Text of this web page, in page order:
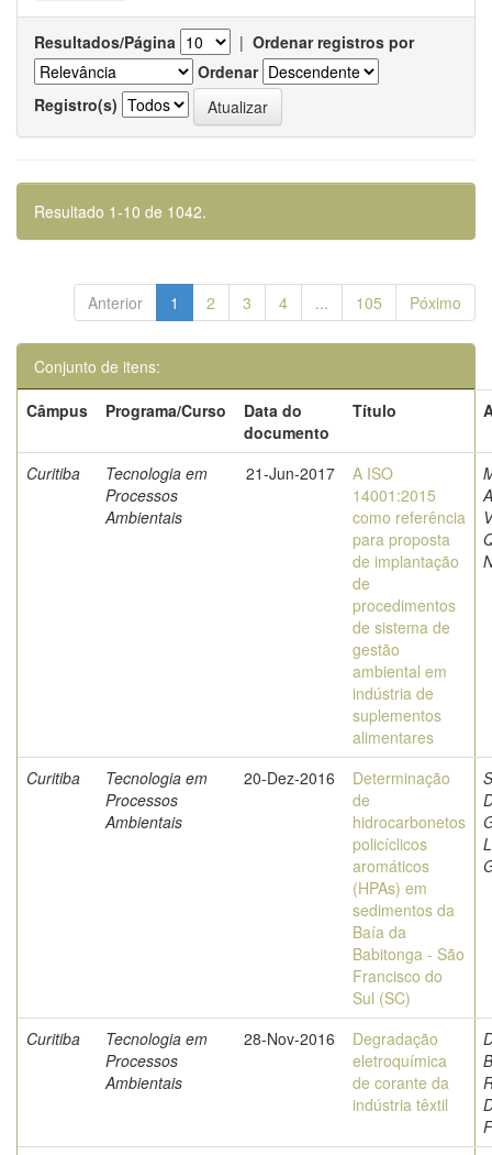
Resultados/Página | Ordenar registros por
Ordenar
Registro(s)
Resultado 1-10 de 1042.
Anterior 1 2 3 4 ... 105 Póximo
Conjunto de itens:
Câmpus
Programa/Curso
Data do
documento
Título
Curitiba
Tecnologia em
Processos
Ambientais
21-Jun-2017
A ISO
14001:2015
como referência
para proposta
de implantação
de
procedimentos
de sistema de
gestão
ambiental em
indústria de
suplementos
alimentares
Curitiba
Tecnologia em
Processos
Ambientais
20-Dez-2016
Determinação
de
hidrocarbonetos
policíclicos
aromáticos
(HPAs) em
sedimentos da
Baía da
Babitonga - São
Francisco do
Sul (SC)
Curitiba
Tecnologia em
Processos
Ambientais
28-Nov-2016
Degradação
eletroquímica
de corante da
indústria têxtil